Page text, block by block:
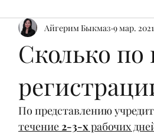
Сколько по
Айгерим Быкмаз 9 мар.
По представлению
течение 2-3-х рабочих